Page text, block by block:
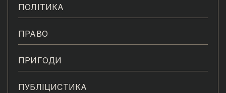
ПОЛІТИКА
ПРАВО
ПРИГОДИ
ПУБЛІЦИСТИКА